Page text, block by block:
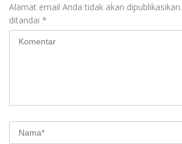
Alamat email Anda tidak akan dipublikasikan.
ditandai *